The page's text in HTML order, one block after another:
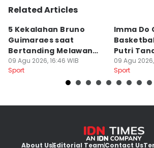
Related Articles
5 Kekalahan Bruno
Guimaraes saat
Bertanding Melawan
Arsenal
09 Agu 2026, 16:46 WIB
Sport
Imma Do
Putri
09 Agu
Sport
About UsEditorial TeamContact Us